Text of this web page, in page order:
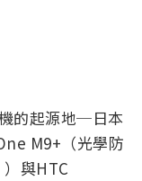
的起源地─日本
M9+（光學防
與HTC